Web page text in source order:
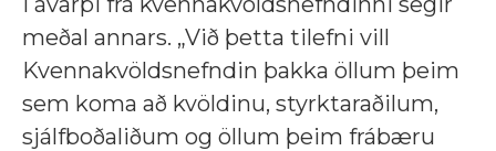
meðal annars. „Við þetta tilefni vill
Kvennakvöldsnefndin þakka öllum þeim
sem koma að kvöldinu, styrktaraðilum,
sjálfboðaliðum og öllum þeim frábæru